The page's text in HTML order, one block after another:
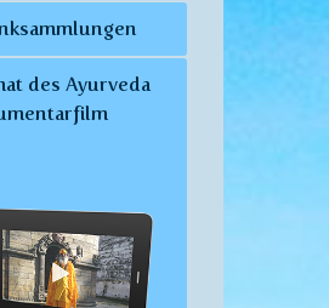
des Ayurveda